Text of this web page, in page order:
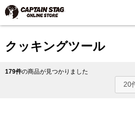
クッキングツール
179件の商品が見つかりました